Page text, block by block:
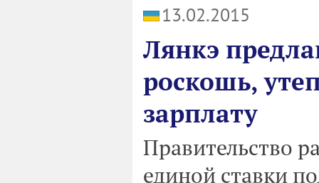
13.02.2015
Лянкэ
роскошь,
зарплату
Правительство
единой ставки